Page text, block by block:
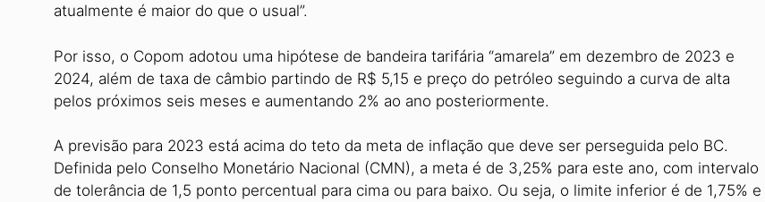
atualmente é maior do que o usual”.
Por isso, o Copom adotou uma hipótese de bandeira tarifária “amarela” em dezembro de 2023 e
2024, além de taxa de câmbio partindo de R$ 5,15 e preço do petróleo seguindo a curva de alta
pelos próximos seis meses e aumentando 2% ao ano posteriormente.
A previsão para 2023 está acima do teto da meta de inflação que deve ser perseguida pelo BC.
Definida pelo Conselho Monetário Nacional (CMN), a meta é de 3,25% para este ano, com intervalo
de tolerância de 1,5 ponto percentual para cima ou para baixo. Ou seja, o limite inferior é de 1,75% e